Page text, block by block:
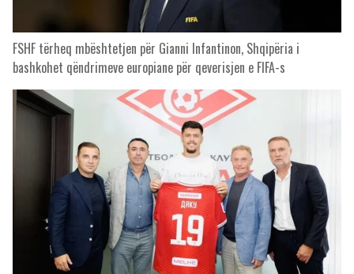
FSHF tërheq mbështetjen për Gianni Infantinon, Shqipëria i
bashkohet qëndrimeve europiane për qeverisjen e FIFA-s